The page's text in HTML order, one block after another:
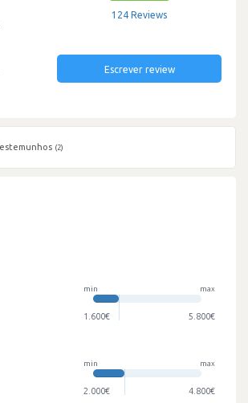
124 Reviews
Escrever review
(2)
min max
1.600€ 5.800€
min max
2.000€ 4.800€